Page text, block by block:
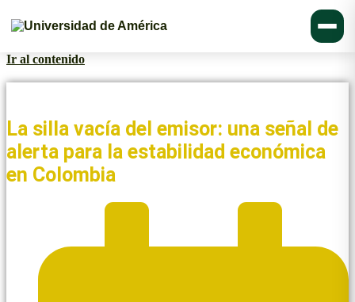
Ir al contenido
La silla vacía del emisor: una señal de
alerta para la estabilidad económica
en Colombia